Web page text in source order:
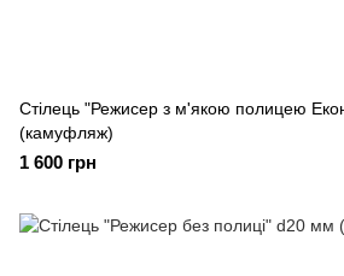
Стілець "Режисер з м'якою полицею
(камуфляж)
1 600 грн